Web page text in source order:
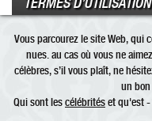
Vous parcourez le site Web, qui
nues. au cas où vous ne
célèbres, s’il vous plaît, ne
un bon
Qui sont lescélébritéset qu'est